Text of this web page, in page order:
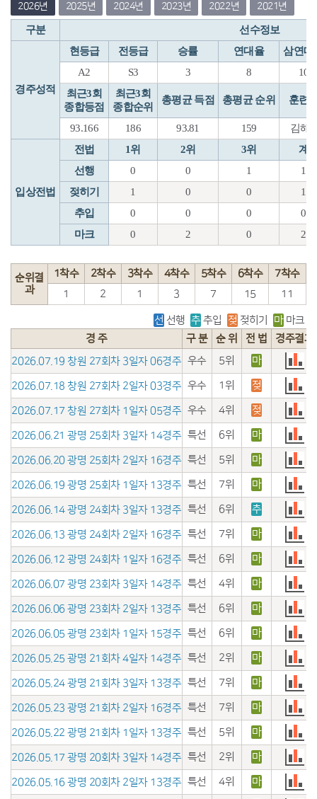
2026년 2025년 2024년 2023년 2022년 2021년
구분 선수정보
경주성적
현등급 전등급 승률 연대율
삼연대
A2
S3 3 8
10
최근3회
종합등점
최근3회
종합순위
총평균 득점 총평균 순위 훈련
93.166 186 93.81 159 김해B
입상전법
전법 1위 2위 3위
계
선행
0 0 1
1
젖히기
1 0 0
1
추입
0 0 0
0
마크
0 2 0 2
순위결
과
1착수 2착수 3착수 4착수 5착수 6착수
7착수
1
2 1 3 7 15 11
선 선행 추 추입 젖 젖히기 마 마크
경 주
구 분 순 위 전 법
경주결과
2026.07.19 창원 27회차 3일자 06경주 우수 5위 마
2026.07.18 창원 27회차 2일자 03경주 우수 1위 젖
2026.07.17 창원 27회차 1일자 05경주 우수 4위 젖
2026.06.21 광명 25회차 3일자 14경주 특선 6위 마
2026.06.20 광명 25회차 2일자 16경주 특선 5위 마
2026.06.19 광명 25회차 1일자 13경주 특선 7위 마
2026.06.14 광명 24회차 3일자 13경주 특선 6위 추
2026.06.13 광명 24회차 2일자 16경주 특선 7위 마
2026.06.12 광명 24회차 1일자 16경주 특선 6위 마
2026.06.07 광명 23회차 3일자 14경주 특선 4위 마
2026.06.06 광명 23회차 2일자 13경주 특선 6위 마
2026.06.05 광명 23회차 1일자 15경주 특선 6위 마
2026.05.25 광명 21회차 4일자 14경주 특선 2위 마
2026.05.24 광명 21회차 3일자 13경주 특선 7위 마
2026.05.23 광명 21회차 2일자 16경주 특선 7위 마
2026.05.22 광명 21회차 1일자 13경주 특선 5위 마
2026.05.17 광명 20회차 3일자 14경주 특선 2위 마
2026.05.16 광명 20회차 2일자 13경주 특선 4위 마